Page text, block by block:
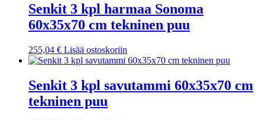
Senkit 3 kpl harmaa Sonoma
60x35x70 cm tekninen puu
255,04 € Lisää ostoskoriin
Senkit 3 kpl savutammi 60x35x70 cm
tekninen puu